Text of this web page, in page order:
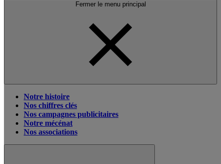
Fermer le menu principal
Notre histoire
Nos chiffres clés
Nos campagnes publicitaires
Notre mécénat
Nos associations